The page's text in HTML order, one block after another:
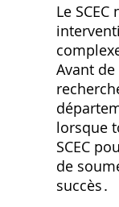
Le
Avant
lorsque
SCEC
de
succès․